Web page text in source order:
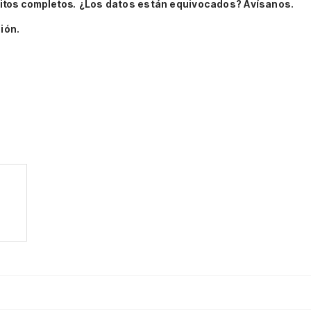
completos. ¿Los datos están equivocados? Avísanos.